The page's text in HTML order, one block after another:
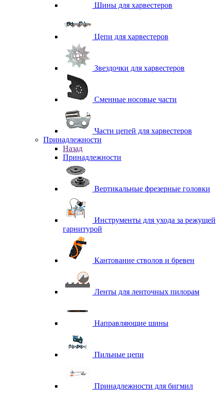
Шины для харвестеров
Цепи для харвестеров
Звездочки для харвестеров
Сменные носовые части
Части цепей для харвестеров
Принадлежности
Назад
Принадлежности
Вертикальные фрезерные головки
Инструменты для ухода за режущей
гарнитурой
Кантование стволов и бревен
Ленты для ленточных пилорам
Направляющие шины
Пильные цепи
Принадлежности для бигмил